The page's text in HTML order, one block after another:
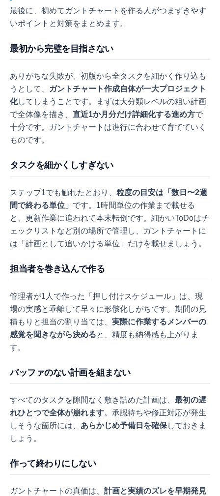
最後に、初めてガントチャートを作る人がつまずきやす
いポイントと対策をまとめます。
最初から完璧を目指さない
ありがちな失敗が、初版から全タスクを細かく作り込も
うとして、
ガントチャート作成自体が一大プロジェクト
化してしまうことです。まずは大分類レベルの粗い計画
で全体像を描き、 直近1か月分だけ詳細化する進め方で
十分です。ガントチャートは進行に合わせて育てていく
ものです。
タスクを細かくしすぎない
ステップ1でも触れたとおり、 粒度の目安は「数日〜2週
間で終わる単位」 です。1時間単位の作業まで載せる
と、更新作業に追われて本末転倒です。細かいToDoはチ
ェックリストなど別の場所で管理し、ガントチャートに
は「計画として追いかける単位」だけを載せましょう。
担当者を巻き込んで作る
管理者が1人で作った「押し付けスケジュール」は、現
場の実感と乖離して早々に形骸化しがちです。期間の見
積もりと担当の割り当ては、 実際に作業するメンバーの
感覚を聞きながら決めると、精度も納得感も上がりま
す。
バッファのない計画を組まない
すべてのタスクを隙間なく敷き詰めた計画は、 最初の遅
れひとつで全体が崩れます。承認待ちや修正対応が発生
しそうな箇所には、 あらかじめ予備日を確保しておきま
しょう。
作って終わりにしない
ガントチャートの真価は、 計画と実績のズレを早期発見